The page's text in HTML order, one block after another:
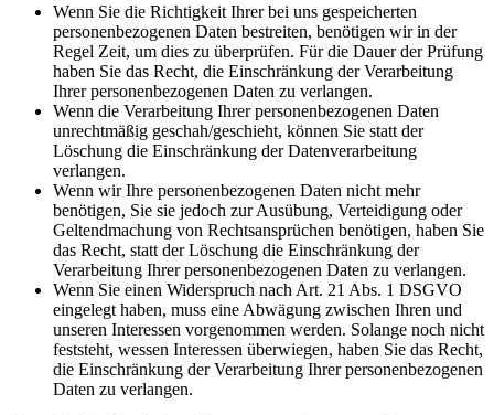
Wenn Sie die Richtigkeit Ihrer bei uns gespeicherten
personenbezogenen Daten bestreiten, benötigen wir in der
Regel Zeit, um dies zu überprüfen. Für die Dauer der Prüfung
haben Sie das Recht, die Einschränkung der Verarbeitung
Ihrer personenbezogenen Daten zu verlangen.
Wenn die Verarbeitung Ihrer personenbezogenen Daten
unrechtmäßig geschah/geschieht, können Sie statt der
Löschung die Einschränkung der Datenverarbeitung
verlangen.
Wenn wir Ihre personenbezogenen Daten nicht mehr
benötigen, Sie sie jedoch zur Ausübung, Verteidigung oder
Geltendmachung von Rechtsansprüchen benötigen, haben Sie
das Recht, statt der Löschung die Einschränkung der
Verarbeitung Ihrer personenbezogenen Daten zu verlangen.
Wenn Sie einen Widerspruch nach Art. 21 Abs. 1 DSGVO
eingelegt haben, muss eine Abwägung zwischen Ihren und
unseren Interessen vorgenommen werden. Solange noch nicht
feststeht, wessen Interessen überwiegen, haben Sie das Recht,
die Einschränkung der Verarbeitung Ihrer personenbezogenen
Daten zu verlangen.